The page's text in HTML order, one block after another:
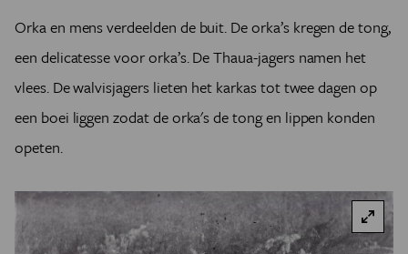
Orka en mens verdeelden de buit. De orka’s kregen de tong,
een delicatesse voor orka’s. De Thaua-jagers namen het
vlees. De walvisjagers lieten het karkas tot twee dagen op
een boei liggen zodat de orka's de tong en lippen konden
opeten.